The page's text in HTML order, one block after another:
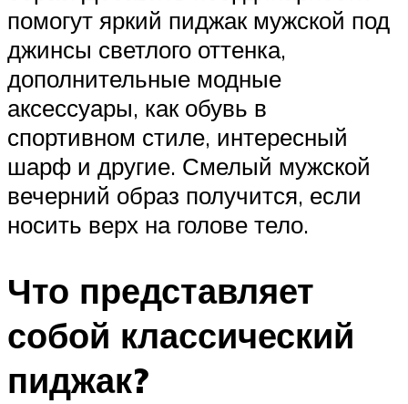
помогут яркий пиджак мужской под
джинсы светлого оттенка,
дополнительные модные
аксессуары, как обувь в
спортивном стиле, интересный
шарф и другие. Смелый мужской
вечерний образ получится, если
носить верх на голове тело.
Что представляет
собой классический
пиджак?